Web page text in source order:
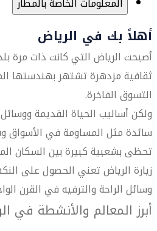
أهلاً بك في الرياض
أصبحت الرياض التي كانت ذات مرة
ثقافية مزدهرة تشتهر بهندستها
التسوق الفاخرة.
ولكن أساليب الحياة القديمة
سائدة مثل المساومة في الأسواق
تحظى بشعبية كبيرة بين السكان
زيارة الرياض تعني الحصول على
وسائل الراحة والترفيه في القرن
أبرز المعالم والأنشطة في